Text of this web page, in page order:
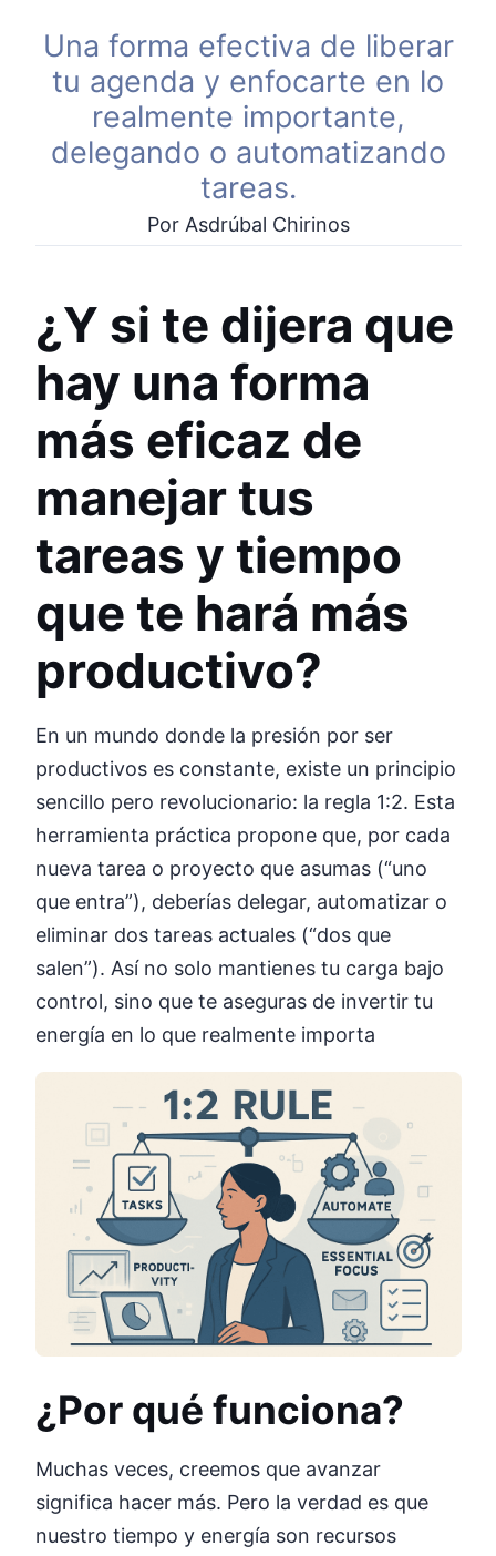
Una forma efectiva de liberar
tu agenda y enfocarte en lo
realmente importante,
delegando o automatizando
tareas.
Por Asdrúbal Chirinos
¿Y si te dijera que
hay una forma
más eficaz de
manejar tus
tareas y tiempo
que te hará más
productivo?
En un mundo donde la presión por ser
productivos es constante, existe un principio
sencillo pero revolucionario: la regla 1:2. Esta
herramienta práctica propone que, por cada
nueva tarea o proyecto que asumas (“uno
que entra”), deberías delegar, automatizar o
eliminar dos tareas actuales (“dos que
salen”). Así no solo mantienes tu carga bajo
control, sino que te aseguras de invertir tu
energía en lo que realmente importa
¿Por qué funciona?
Muchas veces, creemos que avanzar
significa hacer más. Pero la verdad es que
nuestro tiempo y energía son recursos